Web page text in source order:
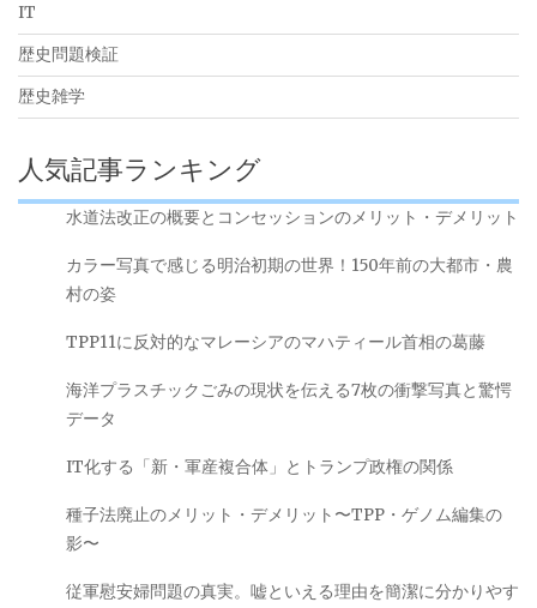
IT
歴史問題検証
歴史雑学
人気記事ランキング
水道法改正の概要とコンセッションのメリット・デメリット
カラー写真で感じる明治初期の世界！150年前の大都市・農
村の姿
TPP11に反対的なマレーシアのマハティール首相の葛藤
海洋プラスチックごみの現状を伝える7枚の衝撃写真と驚愕
データ
IT化する「新・軍産複合体」とトランプ政権の関係
種子法廃止のメリット・デメリット〜TPP・ゲノム編集の
影〜
従軍慰安婦問題の真実。嘘といえる理由を簡潔に分かりやす